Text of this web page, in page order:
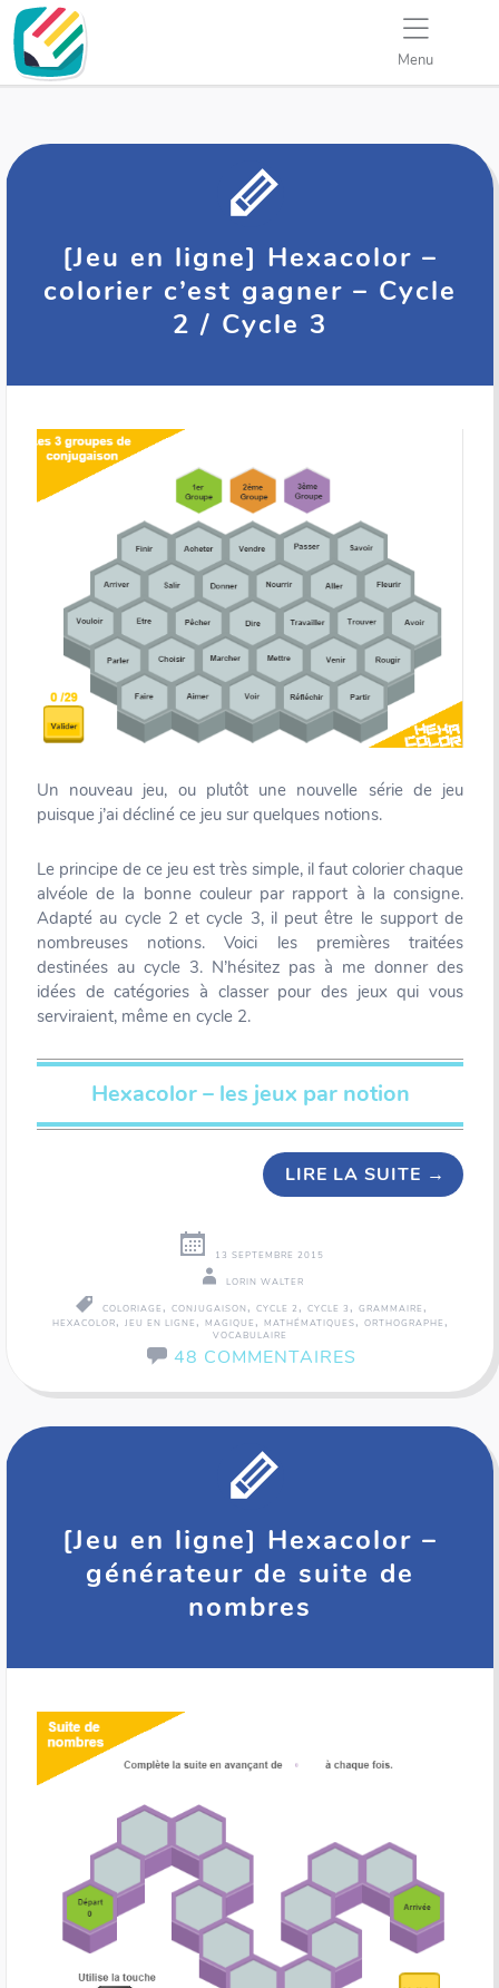
Menu
[Jeu en ligne] Hexacolor –
colorier c’est gagner – Cycle
2 / Cycle 3
Un nouveau jeu, ou plutôt une nouvelle série de jeu
puisque j’ai décliné ce jeu sur quelques notions.
Le principe de ce jeu est très simple, il faut colorier chaque
alvéole de la bonne couleur par rapport à la consigne.
Adapté au cycle 2 et cycle 3, il peut être le support de
nombreuses notions. Voici les premières traitées
destinées au cycle 3. N’hésitez pas à me donner des
idées de catégories à classer pour des jeux qui vous
serviraient, même en cycle 2.
Hexacolor – les jeux par notion
LIRE LA SUITE →
13 SEPTEMBRE 2015
LORIN WALTER
COLORIAGE , CONJUGAISON , CYCLE 2 , CYCLE 3 , GRAMMAIRE ,
HEXACOLOR, JEU EN LIGNE , MAGIQUE , MATHÉMATIQUES, ORTHOGRAPHE ,
VOCABULAIRE
48 COMMENTAIRES
[Jeu en ligne] Hexacolor –
générateur de suite de
nombres